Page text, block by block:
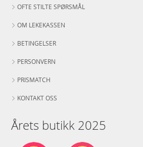
OFTE STILTE SPØRSMÅL
OM LEKEKASSEN
BETINGELSER
PERSONVERN
PRISMATCH
KONTAKT OSS
Årets butikk 2025